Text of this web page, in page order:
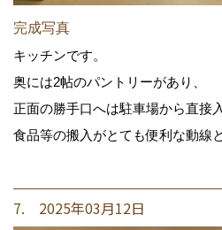
完成写真
キッチンです。
奥には2帖のパントリーがあり、
正面の勝手口へは駐車場から直接
食品等の搬入がとても便利な動線
7. 2025年03月12日